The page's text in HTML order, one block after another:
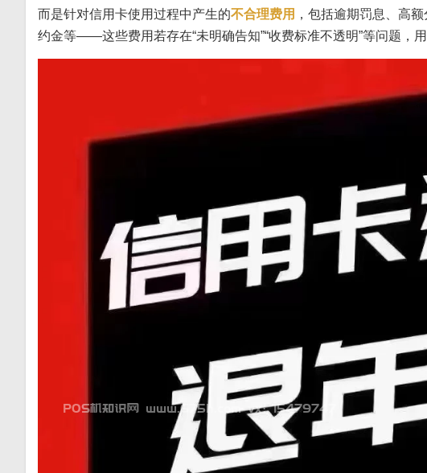
而是针对信用卡使用过程中产生的不合理费用 ，包括逾期罚息、高额
约金等——这些费用若存在“未明确告知”“收费标准不透明”等问题，